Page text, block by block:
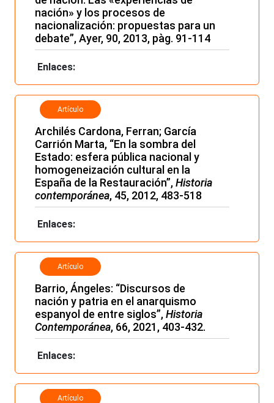
nación» y los procesos de
nacionalización: propuestas para un
debate”, Ayer, 90, 2013, pàg. 91-114
Enlaces:
Artículo
Archilés Cardona, Ferran; García
Carrión Marta, “En la sombra del
Estado: esfera pública nacional y
homogeneización cultural en la
España de la Restauración”,Historia
contemporánea, 45, 2012, 483-518
Enlaces:
Artículo
Barrio, Ángeles: “Discursos de
nación y patria en el anarquismo
espanyol de entre siglos”,Historia
Contemporánea, 66, 2021, 403-432.
Enlaces:
Artículo